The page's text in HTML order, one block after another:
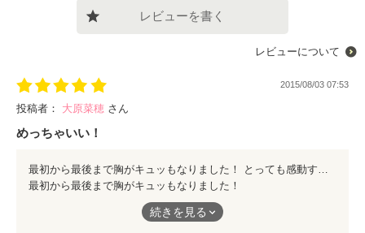
レビューを書く
レビューについて
2015/08/03 07:53
投稿者： 大原菜穂 さん
めっちゃいい！
最初から最後まで胸がキュッもなりました！
とっても感動するしかわいい！
こんな小説さがしてました＼(^o^)／
続きを見る